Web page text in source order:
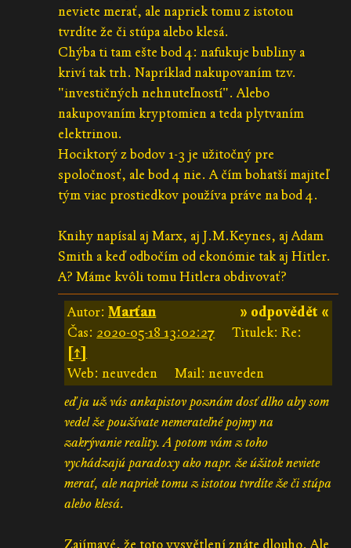
neviete merať, ale napriek tomu z istotou
tvrdíte že či stúpa alebo klesá.
Chýba ti tam ešte bod 4: nafukuje bubliny a
kriví tak trh. Napríklad nakupovaním tzv.
"investičných nehnuteľností". Alebo
nakupovaním kryptomien a teda plytvaním
elektrinou.
Hociktorý z bodov 1-3 je užitočný pre
spoločnosť, ale bod 4 nie. A čím bohatší majiteľ
tým viac prostiedkov používa práve na bod 4.
Knihy napísal aj Marx, aj J.M.Keynes, aj Adam
Smith a keď odbočím od ekonómie tak aj Hitler.
A? Máme kvôli tomu Hitlera obdivovať?
» odpovědět «
Autor:Marťan
Čas: 2020-05-18 13:02:27
Titulek: Re:
[↑]
Web: neuveden
Mail: neuveden
eď ja už vás ankapistov poznám dosť dlho aby som
vedel že používate nemerateľné pojmy na
zakrývanie reality. A potom vám z toho
vychádzajú paradoxy ako napr. že úžitok neviete
merať, ale napriek tomu z istotou tvrdíte že či stúpa
alebo klesá.
Zajímavé, že toto vysvětlení znáte dlouho. Ale